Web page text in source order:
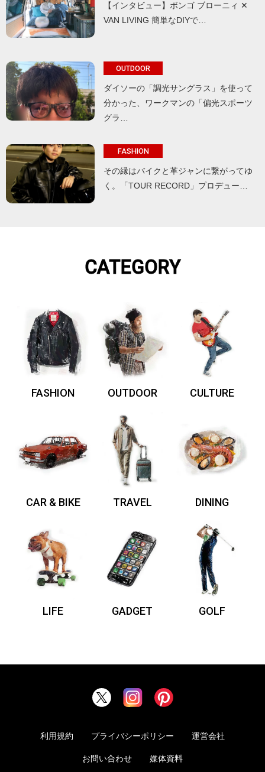
【インタビュー】ボンゴ ブローニィ ✕
VAN LIVING 簡単なDIYで…
OUTDOOR
ダイソーの「調光サングラス」を使って
分かった、ワークマンの「偏光スポーツ
グラ…
FASHION
その縁はバイクと革ジャンに繋がってゆ
く。「TOUR RECORD」プロデュー…
CATEGORY
FASHION OUTDOOR CULTURE
CAR & BIKE TRAVEL DINING
LIFE GADGET GOLF
利用規約 プライバシーポリシー 運営会社
お問い合わせ 媒体資料